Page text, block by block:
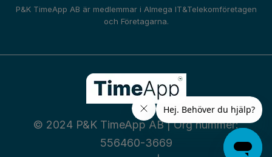
P&K TimeApp AB är medlemmar i Almega IT&Telekomföretagen
och Företagarna.
© 2024 P&K TimeApp AB | Org nummer:
556460-3669